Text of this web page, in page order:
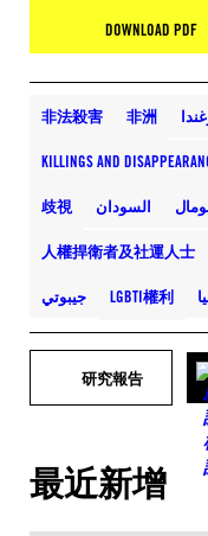
DOWNLOAD PDF
非法殺害 非洲
KILLINGS AND
歧視 السودان
人權捍衛者及社運人士
جيبوتي LGBTI權利
研究報告
最近新增